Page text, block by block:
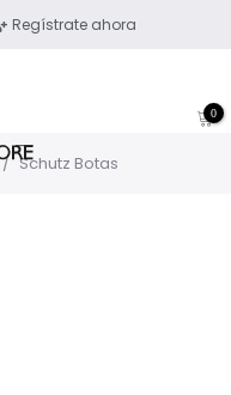
Regístrate ahora
0
/ Schutz Botas